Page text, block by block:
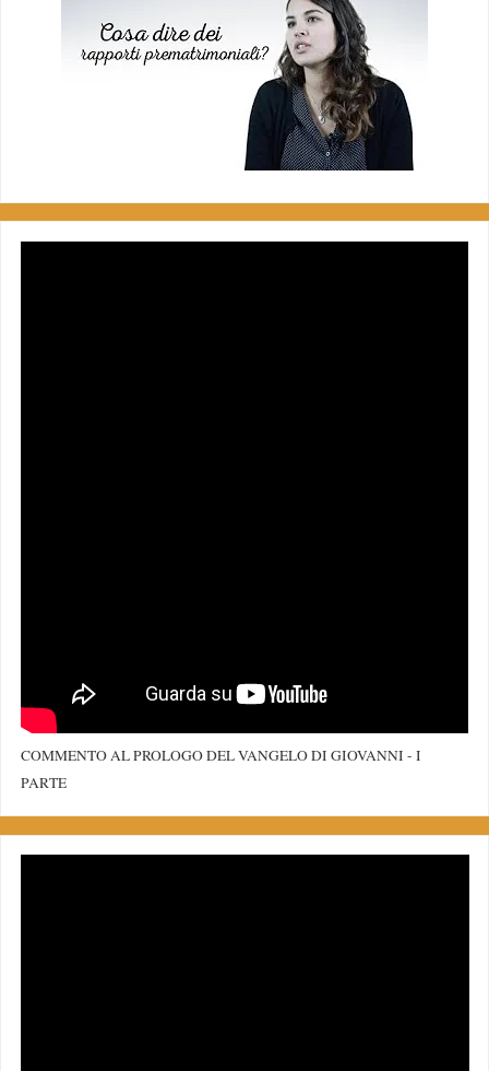
COMMENTO AL PROLOGO DEL VANGELO DI GIOVANNI - I
PARTE